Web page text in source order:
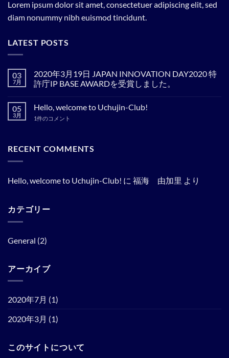
Lorem ipsum dolor sit amet, consectetuer adipiscing elit, sed
diam nonummy nibh euismod tincidunt.
LATEST POSTS
03
7月
2020年3月19日 JAPAN INNOVATION DAY2020 特
許庁IP BASE AWARDを受賞しました。
3
19
DAY2020
特
BASE
賞
し
へ
ン
は
り
05
3月
Hello, welcome to Uchujin-Club!
Hello,
へ
1件のコメント
RECENT COMMENTS
Hello, welcome to Uchujin-Club! に 福海 由加里 より
カテゴリー
General (2)
アーカイブ
2020年7月 (1)
2020年3月 (1)
このサイトについて